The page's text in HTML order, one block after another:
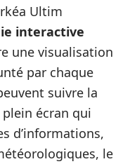
Ultim
interactive
une visualisation
par chaque
suivre la
écran qui
d’informations,
le